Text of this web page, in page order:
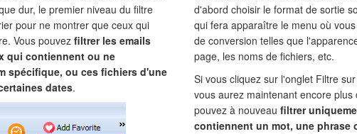
dur, le premier niveau du filtre
pour ne montrer que ceux qui
Vous pouvez filtrer les emails
qui contiennent ou ne
spécifique, ou ces fichiers d'une
dates.
d'abord choisir le format de sortie
qui fera apparaître le menu où
de conversion telles que
page, les noms de fichiers, etc.
Si vous cliquez sur l'onglet Filtre
vous aurez maintenant encore
pouvez à nouveau filtrer
contiennent un mot, une phrase